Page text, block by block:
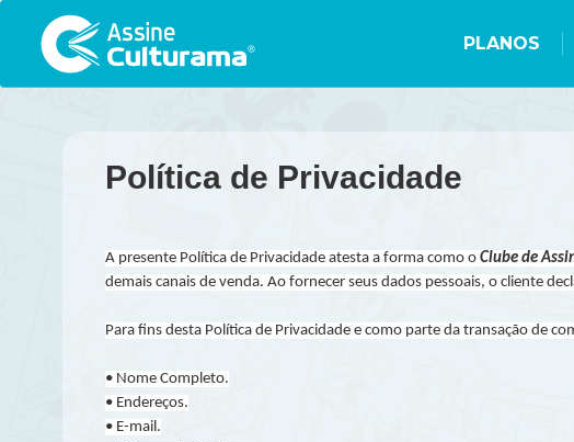
PLANOS
Política de Privacidade
A presente Política de Privacidade atesta a forma como o Clube de
demais canais de venda. Ao fornecer seus dados pessoais, o cliente
Para fins desta Política de Privacidade e como parte da transação de
• Nome Completo.
• Endereços.
• E-mail.